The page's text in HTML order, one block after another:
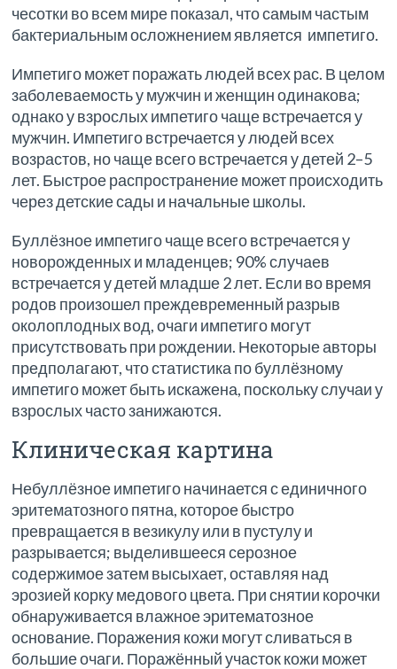
чесотки во всем мире показал, что самым частым
бактериальным осложнением является импетиго.
Импетиго может поражать людей всех рас. В целом
заболеваемость у мужчин и женщин одинакова;
однако у взрослых импетиго чаще встречается у
мужчин. Импетиго встречается у людей всех
возрастов, но чаще всего встречается у детей 2–5
лет. Быстрое распространение может происходить
через детские сады и начальные школы.
Буллёзное импетиго чаще всего встречается у
новорожденных и младенцев; 90% случаев
встречается у детей младше 2 лет. Если во время
родов произошел преждевременный разрыв
околоплодных вод, очаги импетиго могут
присутствовать при рождении. Некоторые авторы
предполагают, что статистика по буллёзному
импетиго может быть искажена, поскольку случаи у
взрослых часто занижаются.
Клиническая картина
Небуллёзное импетиго начинается с единичного
эритематозного пятна, которое быстро
превращается в везикулу или в пустулу и
разрывается; выделившееся серозное
содержимое затем высыхает, оставляя над
эрозией корку медового цвета. При снятии корочки
обнаруживается влажное эритематозное
основание. Поражения кожи могут сливаться в
большие очаги. Поражённый участок кожи может